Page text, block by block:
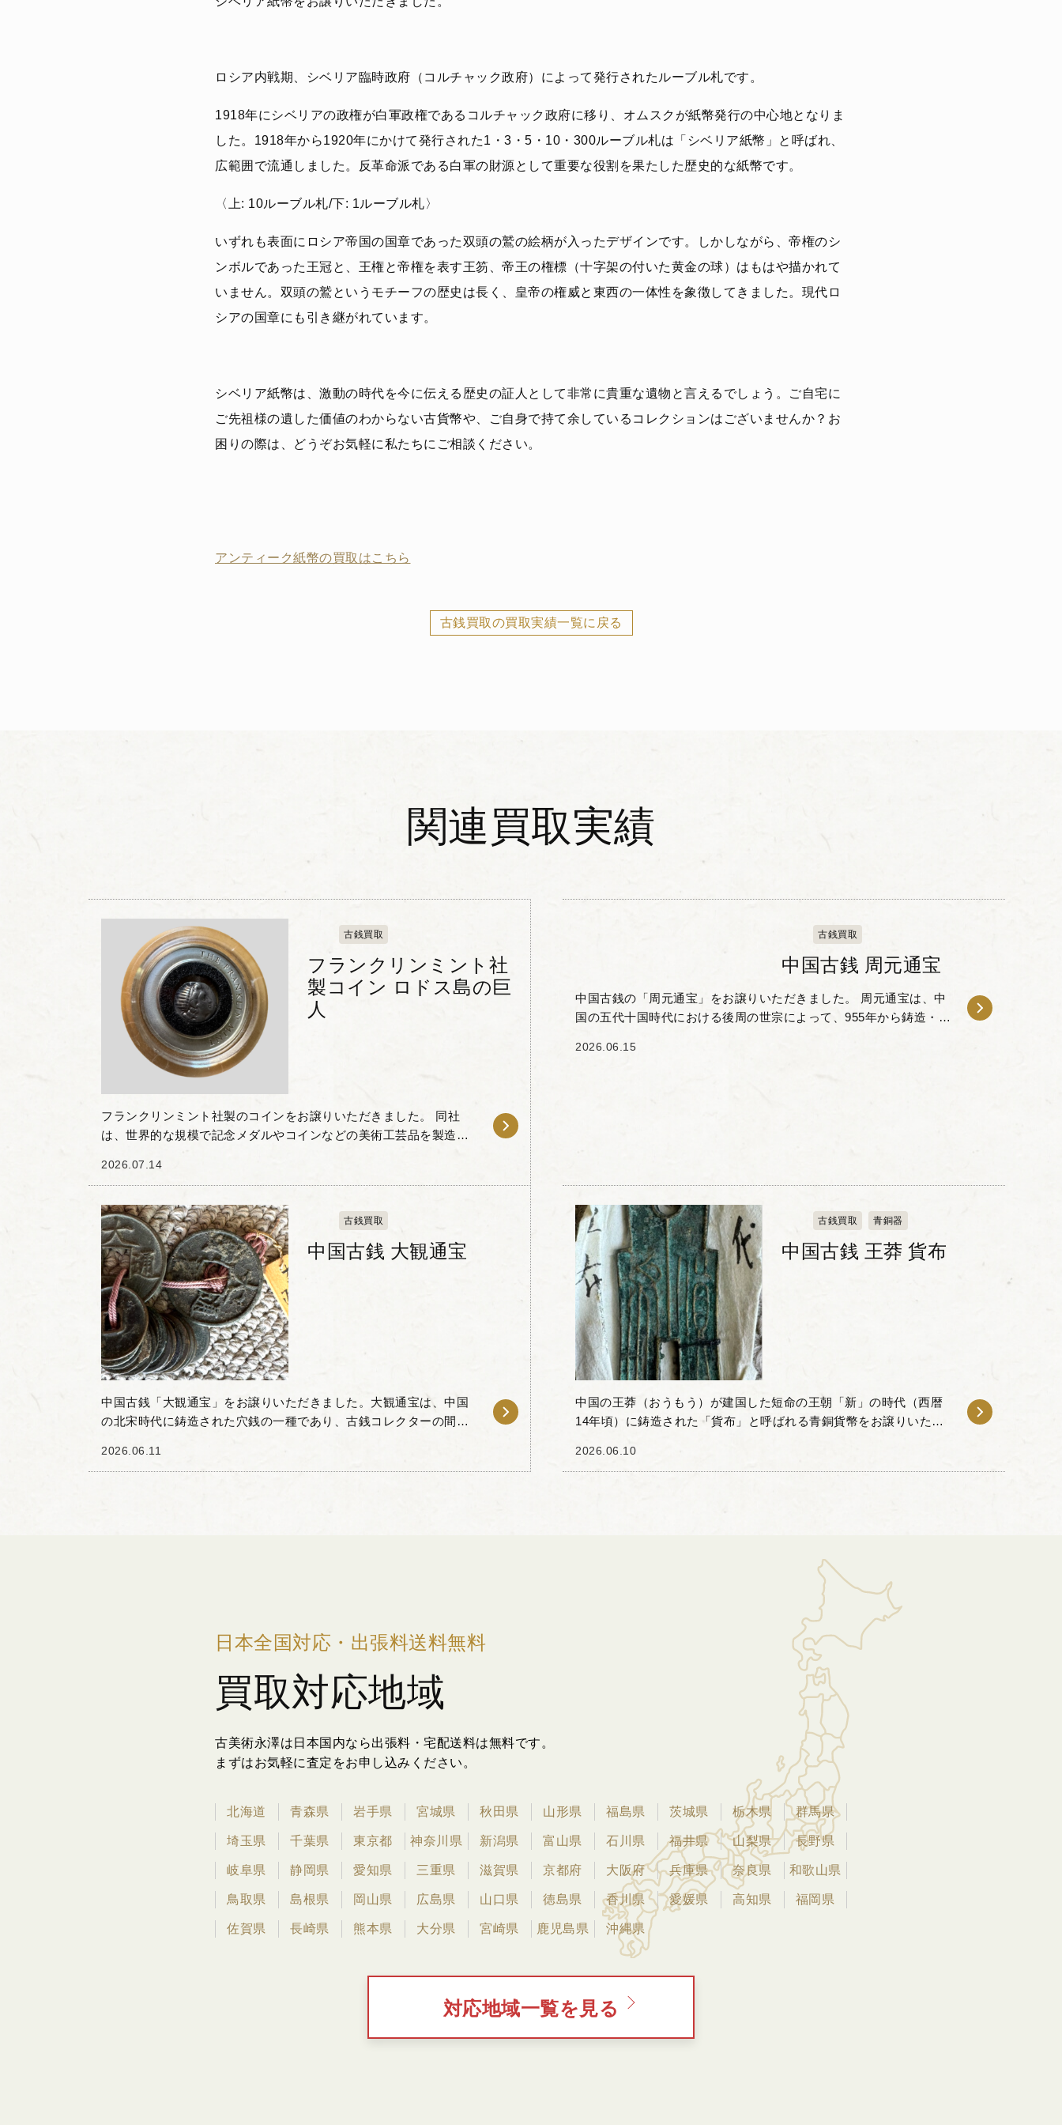
ロシア内戦期、シベリア臨時政府（コルチャック政府）によって発行されたルーブル札です。
1918年にシベリアの政権が白軍政権であるコルチャック政府に移り、オムスクが紙幣発行の中心地となりま
した。1918年から1920年にかけて発行された1・3・5・10・300ルーブル札は「シベリア紙幣」と呼ばれ、
広範囲で流通しました。反革命派である白軍の財源として重要な役割を果たした歴史的な紙幣です。
〈上: 10ルーブル札/下: 1ルーブル札〉
いずれも表面にロシア帝国の国章であった双頭の鷲の絵柄が入ったデザインです。しかしながら、帝権のシ
ンボルであった王冠と、王権と帝権を表す王笏、帝王の権標（十字架の付いた黄金の球）はもはや描かれて
いません。双頭の鷲というモチーフの歴史は長く、皇帝の権威と東西の一体性を象徴してきました。現代ロ
シアの国章にも引き継がれています。
シベリア紙幣は、激動の時代を今に伝える歴史の証人として非常に貴重な遺物と言えるでしょう。ご自宅に
ご先祖様の遺した価値のわからない古貨幣や、ご自身で持て余しているコレクションはございませんか？お
困りの際は、どうぞお気軽に私たちにご相談ください。
アンティーク紙幣の買取はこちら
古銭買取の買取実績一覧に戻る
関連買取実績
古銭買取
フランクリンミント社
製コイン ロドス島の巨
人
フランクリンミント社製のコインをお譲りいただきました。 同社
は、世界的な規模で記念メダルやコインなどの美術工芸品を製造・
品の意匠として...
2026.07.14
古銭買取
中国古銭 周元通宝
中国古銭の「周元通宝」をお譲りいただきました。 周元通宝は、中
国の五代十国時代における後周の世宗によって、955年から鋳造・発
武一宗の...
2026.06.15
古銭買取
中国古銭 大観通宝
中国古銭「大観通宝」をお譲りいただきました。大観通宝は、中国
の北宋時代に鋳造された穴銭の一種であり、古銭コレクターの間で
観通宝」の文字に...
2026.06.11
古銭買取 青銅器
中国古銭 王莽 貨布
中国の王莽（おうもう）が建国した短命の王朝「新」の時代（西暦
14年頃）に鋳造された「貨布」と呼ばれる青銅貨幣をお譲りいただ
流れを汲んでお...
2026.06.10
日本全国対応・出張料送料無料
買取対応地域
古美術永澤は日本国内なら出張料・宅配送料は無料です。
まずはお気軽に査定をお申し込みください。
北海道 青森県 岩手県 宮城県 秋田県 山形県 福島県 茨城県 栃木県 群馬県
埼玉県 千葉県 東京都 神奈川県 新潟県 富山県 石川県 福井県 山梨県 長野県
岐阜県 静岡県 愛知県 三重県 滋賀県 京都府 大阪府 兵庫県 奈良県 和歌山県
鳥取県 島根県 岡山県 広島県 山口県 徳島県 香川県 愛媛県 高知県 福岡県
佐賀県 長崎県 熊本県 大分県 宮崎県 鹿児島県 沖縄県
対応地域一覧を見る